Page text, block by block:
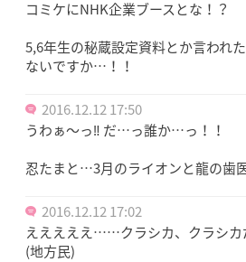
コミケにNHK企業ブースとな！？
5,6年生の秘蔵設定資料とか言われ
ないですか…！！
2016.12.12 17:50
うわぁ〜っ‼︎ だ…っ誰か…っ！！
忍たまと…3月のライオンと龍の歯
2016.12.12 17:02
えええええ……クラシカ、クラシカ
(地方民)